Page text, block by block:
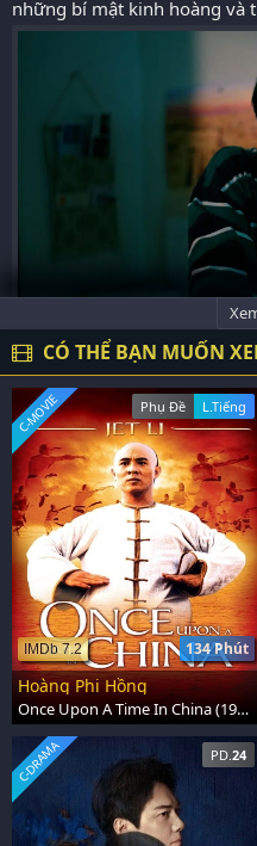
những bí mật kinh hoàng và
CÓ THỂ BẠN MUỐN
Phụ Đề L.Tiếng
134 Phút
IMDb 7.2
C-MOVIE
Hoàng Phi Hồng
Once Upon A Time In China (1991)
PD. 24
C-DRAMA